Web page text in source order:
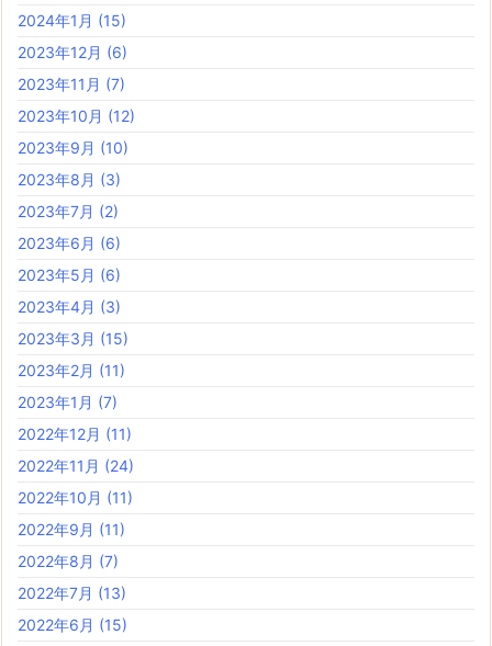
2024年1月 (15)
2023年12月 (6)
2023年11月 (7)
2023年10月 (12)
2023年9月 (10)
2023年8月 (3)
2023年7月 (2)
2023年6月 (6)
2023年5月 (6)
2023年4月 (3)
2023年3月 (15)
2023年2月 (11)
2023年1月 (7)
2022年12月 (11)
2022年11月 (24)
2022年10月 (11)
2022年9月 (11)
2022年8月 (7)
2022年7月 (13)
2022年6月 (15)